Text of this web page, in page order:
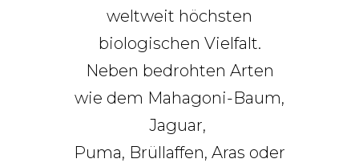
weltweit höchsten
biologischen Vielfalt.
Neben bedrohten Arten
wie dem Mahagoni-Baum,
Jaguar,
Puma, Brüllaffen, Aras oder